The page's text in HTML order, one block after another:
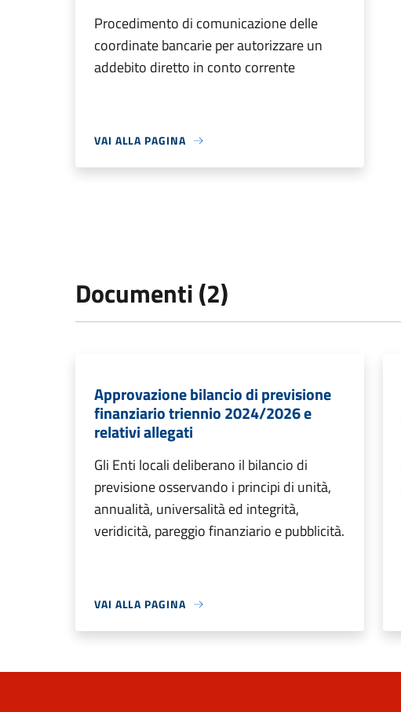
Procedimento di comunicazione delle
coordinate bancarie per autorizzare un
addebito diretto in conto corrente
VAI ALLA PAGINA
Documenti (2)
Approvazione bilancio di previsione
finanziario triennio 2024/2026 e
relativi allegati
Gli Enti locali deliberano il bilancio di
previsione osservando i principi di unità,
annualità, universalità ed integrità,
veridicità, pareggio finanziario e pubblicità.
VAI ALLA PAGINA